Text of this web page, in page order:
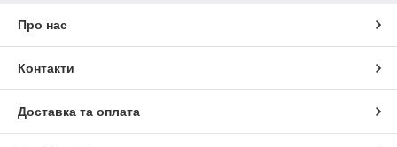
Про нас
Контакти
Доставка та оплата